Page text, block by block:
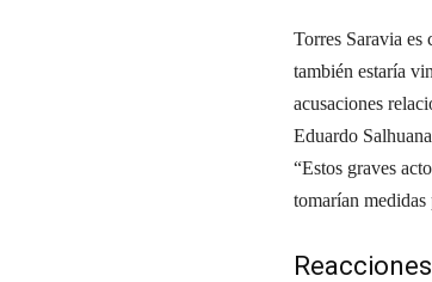
Torres Saravia
también estaría
acusaciones
Eduardo
“Estos graves
tomarían